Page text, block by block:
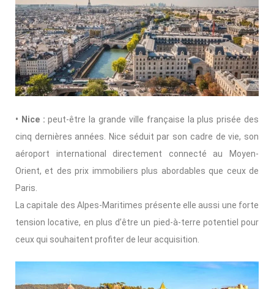
• Nice :peut-être la grande ville française la plus prisée des
cinq dernières années. Nice séduit par son cadre de vie, son
aéroport international directement connecté au Moyen-
Orient, et des prix immobiliers plus abordables que ceux de
Paris.
La capitale des Alpes-Maritimes présente elle aussi une forte
tension locative, en plus d’être un pied-à-terre potentiel pour
ceux qui souhaitent profiter de leur acquisition.